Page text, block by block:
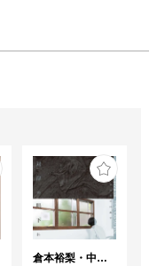
倉本裕梨・中川晶子「対岸の眼下に」